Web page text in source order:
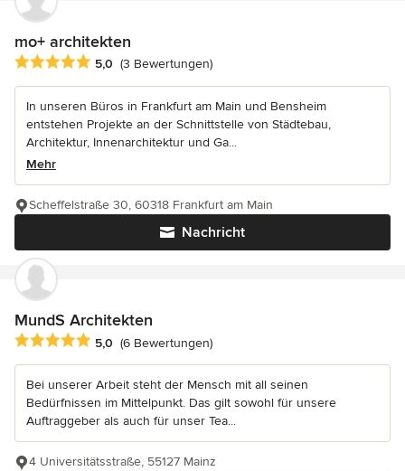
mo+ architekten
Durchschnittliche Bewertung: 5 von 5 Sternen
5,0 (3 Bewertungen)
In unseren Büros in Frankfurt am Main und Bensheim
entstehen Projekte an der Schnittstelle von Städtebau,
Architektur, Innenarchitektur und Ga...
Mehr
Nachricht
Scheffelstraße 30, 60318 Frankfurt am Main
MundS Architekten
Durchschnittliche Bewertung: 5 von 5 Sternen
5,0 (6 Bewertungen)
Bei unserer Arbeit steht der Mensch mit all seinen
Bedürfnissen im Mittelpunkt. Das gilt sowohl für unsere
Auftraggeber als auch für unser Tea...
4 Universitätsstraße, 55127 Mainz